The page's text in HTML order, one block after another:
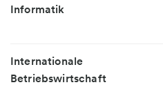
Informatik
Internationale
Betriebswirtschaft